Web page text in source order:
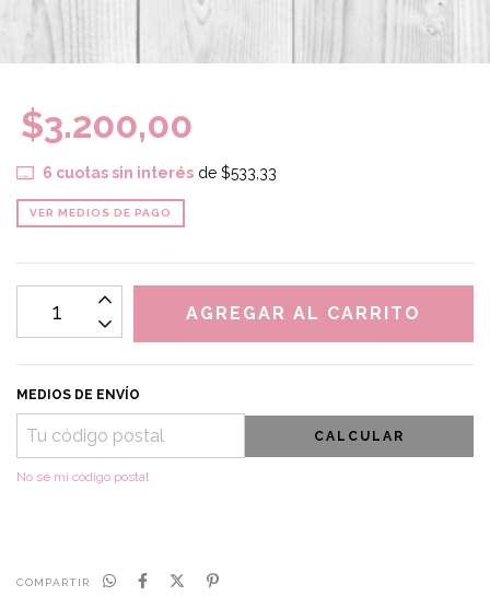
$3.200,00
6 cuotas sin interésde $533,33
VER MEDIOS DE PAGO
MEDIOS DE ENVÍO
CALCULAR
No sé mi código postal
COMPARTIR